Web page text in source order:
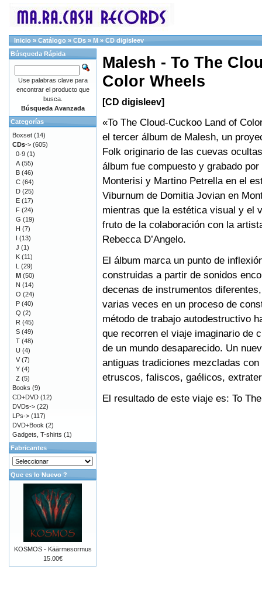
Inicio » Catálogo » CDs » M » CD digisleev
Malesh - To The
Color Wheels
[CD digisleev]
«To The Cloud-Cuckoo Land of
el tercer álbum de Malesh, un
Folk originario de las cuevas
álbum fue compuesto y grabado por
Monterisi y Martino Petrella en el
Viburnum de Domitia Jovian en
mientras que la estética visual y el
fruto de la colaboración con la
Rebecca D’Angelo.
El álbum marca un punto de
construidas a partir de sonidos
decenas de instrumentos
varias veces en un proceso de
método de trabajo autodestructivo
que recorren el viaje imaginario de
de un mundo desaparecido. Un
antiguas tradiciones mezcladas
etruscos, faliscos, gaélicos,
El resultado de este viaje es: To
Búsqueda Rápida
Use palabras clave para
encontrar el producto que
busca.
Búsqueda Avanzada
Categorías
Boxset (14)
CDs-> (605)
0-9 (1)
A (55)
B (46)
C (64)
D (25)
E (17)
F (24)
G (19)
H (7)
I (13)
J (1)
K (11)
L (29)
M (50)
N (14)
O (24)
P (40)
Q (2)
R (45)
S (49)
T (48)
U (4)
V (7)
Y (4)
Z (5)
Books (9)
CD+DVD (12)
DVDs-> (22)
LPs-> (117)
DVD+Book (2)
Gadgets, T-shirts (1)
Fabricantes
Que es lo Nuevo ?
KOSMOS - Käärmesormus
15.00€